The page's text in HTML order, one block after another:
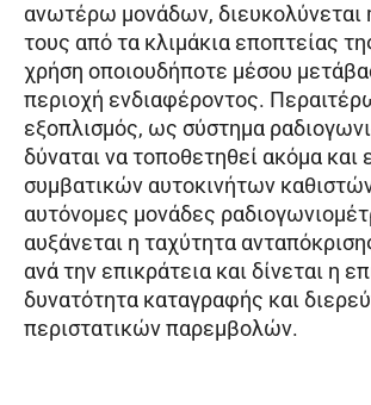
ανωτέρω μονάδων, διευκολύνεται
τους από τα κλιμάκια εποπτείας
χρήση οποιουδήποτε μέσου
περιοχή ενδιαφέροντος.
εξοπλισμός, ως σύστημα
δύναται να τοποθετηθεί ακόμα και
συμβατικών αυτοκινήτων
αυτόνομες μονάδες
αυξάνεται η ταχύτητα
ανά την επικράτεια και δίνεται η
δυνατότητα καταγραφής και
περιστατικών παρεμβολών.